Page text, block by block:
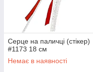
Серце на паличці (стікер)
#1173 18 см
Немає в наявності